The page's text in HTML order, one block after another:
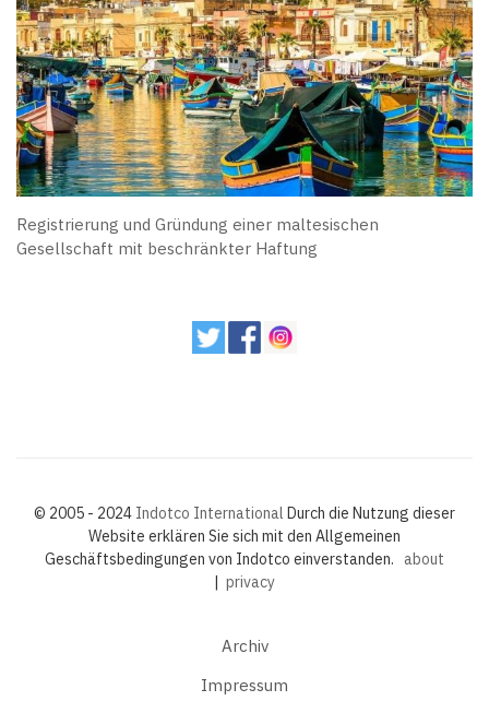
Registrierung und Gründung einer maltesischen
Gesellschaft mit beschränkter Haftung
© 2005 - 2024 Indotco International Durch die Nutzung dieser
Website erklären Sie sich mit den Allgemeinen
Geschäftsbedingungen von Indotco einverstanden. about
| privacy
Archiv
Impressum